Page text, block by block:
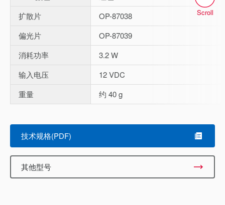
扩散片
OP-87038
偏光片
OP-87039
消耗功率
3.2 W
输入电压
12 VDC
重量
约 40 g
Scroll
技术规格(PDF)
其他型号